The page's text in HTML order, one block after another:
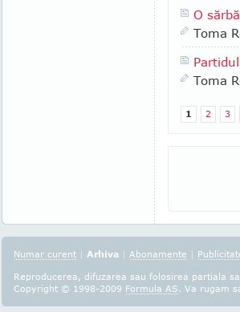
O
Toma
Toma
1 2 3
Numar curent | Arhiva | Abonamente |
Reproducerea, difuzarea sau folosirea partiala
Copyright © 1998-2009 Formula AS. Va rugam